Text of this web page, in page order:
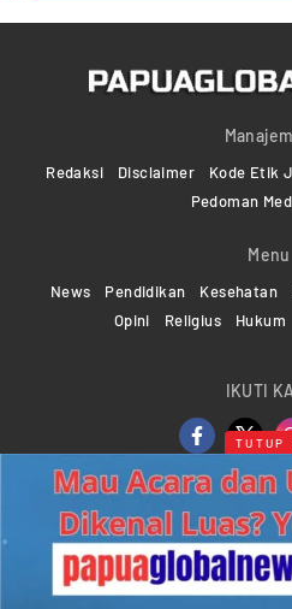
Redaksi Disclaimer Kode Etik
Pedoman
Menu
News Pendidikan Kesehatan
Opini
Religius Hukum
IKUTI
Copyright ©2024-2026
Web Developer
TUTUP